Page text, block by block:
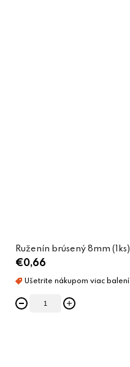
Ruženín brúsený 8mm (1ks)
€0,66